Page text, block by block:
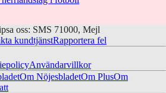
oss: SMS 71000, Mejl
kundtjänstRapportera fel
Användarvillkor
Om NöjesbladetOm PlusOm